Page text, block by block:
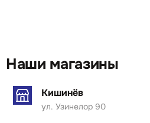
Наши магазины
Кишинёв
ул. Узинелор 90